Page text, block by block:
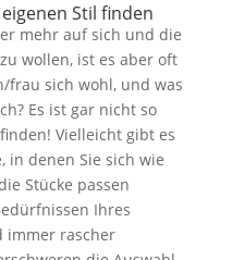
Stil finden
mehr auf sich und die
wollen, ist es aber oft
frau sich wohl, und was
Es ist gar nicht so
Vielleicht gibt es
in denen Sie sich wie
Stücke passen
Ihres
immer rascher